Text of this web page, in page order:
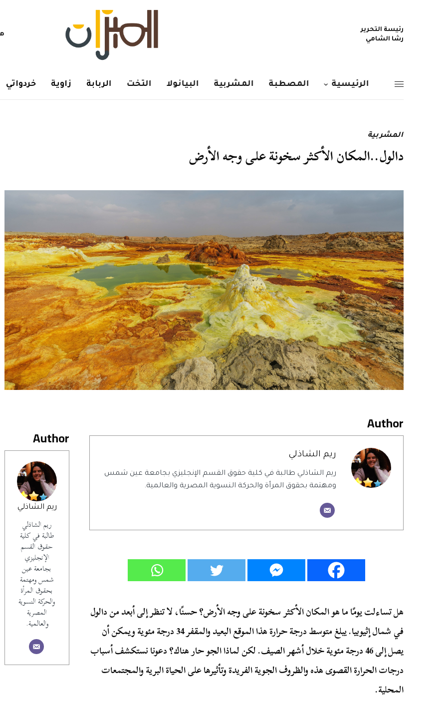
رئيسة التحرير
رشا الشامي
الرئيسية المصطبة المشربية البيانولا التخت الربابة زاوية خردواتي
المشربية
دالول..المكان الأكثر سخونة على وجه الأرض
Author
ريم الشاذلي
ريم الشاذلي
طالبة في كلية
حقوق القسم
الإنجليزي
بجامعة عين
شمس ومهتمة
بحقوق المرأة
والحركة النسوية
المصرية
والعالمية.
Author
ريم الشاذلي
ريم الشاذلي طالبة في كلية حقوق القسم الإنجليزي بجامعة عين شمس
ومهتمة بحقوق المرأة والحركة النسوية المصرية والعالمية.
هل تساءلت يومًا ما هو المكان الأكثر سخونة على وجه الأرض؟ حسنًا، لا تنظر إلى أبعد من دالول
في شمال إثيوبيا. يبلغ متوسط درجة حرارة هذا الموقع البعيد والمقفر 34 درجة مئوية ويمكن أن
يصل إلى 46 درجة مئوية خلال أشهر الصيف. لكن لماذا الجو حار هناك؟ دعونا نستكشف أسباب
درجات الحرارة القصوى هذه والظروف الجوية الفريدة وتأثيرها على الحياة البرية والمجتمعات
المحلية.